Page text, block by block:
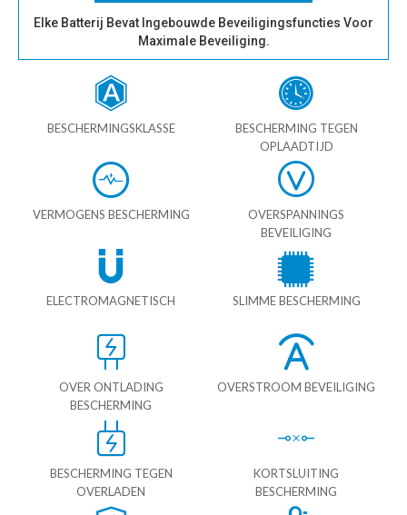
Elke Batterij Bevat Ingebouwde Beveiligingsfuncties Voor
Maximale Beveiliging.
BESCHERMINGSKLASSE
BESCHERMING TEGEN
OPLAADTIJD
VERMOGENS BESCHERMING
OVERSPANNINGS
BEVEILIGING
ELECTROMAGNETISCH SLIMME BESCHERMING
OVER ONTLADING
BESCHERMING
OVERSTROOM BEVEILIGING
BESCHERMING TEGEN
OVERLADEN
KORTSLUITING
BESCHERMING